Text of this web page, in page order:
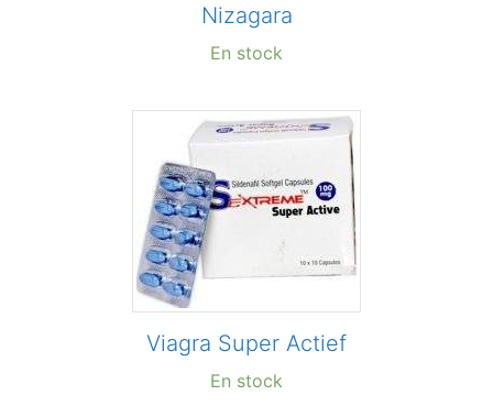
Nizagara
En stock
Viagra Super Actief
En stock